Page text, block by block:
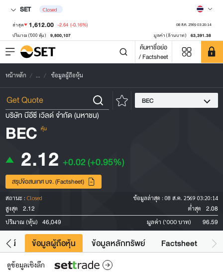
SET Closed
ล่าสุด 1,612.00 -2.64 (-0.16%) 08 ส.ค. 2569 03:20:14
ปริมาณ ('000 หุ้น) 9,800,107 มูลค่า (ล้านบาท) 63,391.38
ค้นหาชื่อย่อ
/ Factsheet
หน้าหลัก ... ข้อมูลผู้ถือหุ้น
BEC
บริษัท บีอีซี เวิลด์ จำกัด (มหาชน)
BEC หุ้น
2.12 +0.02(+0.95%)
สรุปข้อสนเทศ บจ. (Factsheet)
สถานะ : Closed ข้อมูลล่าสุด : 08 ส.ค. 2569 03:20:14
สูงสุด
2.12 ต่ำสุด 2.08
ปริมาณ (หุ้น) 46,049 มูลค่า ('000 บาท) 96.59
ยชน์ ข้อมูลผู้ถือหุ้น ข้อมูลหลักทรัพย์ Factsheet
ดูข้อมูลเชิงลึก